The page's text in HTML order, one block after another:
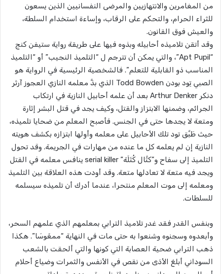
من المغامرين والانتهازيين والمرضى النفسانيين الذين يسعون
للثراء الحرام، والتحكم على الرقاب، وإساءة استخدام السلطة،
والعيش فوق القانون.
وقد أتقن تلاميذه أحابيله وبذوه فيها على طريقة رواية ستيفن كنج
“Apt Pupil”، والتي يمكن أن تترجم ل “التلميذ النجيب” أو “التلميذ
المناسب ذو القابلية للتعلم”. فالشخصية الرئيسية في الرواية هو
الصبي تِود بودن Todd Bowden الذي بذَّ معلمه النازي العجوز آرثر
دنكر Arthur Denker بعد أن علمه أحابيل النازية في ارتكاب
الجرائم، وضمنها الابتزاز والقتل، وكيف يجد في قتل البشر إثارة
ومتعة لا يجدها حتى في الجنس. فأصبح المعلم من ضحايا تلميذه،
حيث طَبَّق تود تلك الأحابيل على معلمه وأولها ابتزازه بكشف هويته
النازية إن لم يعلمه كل ما عنده من مهارات في الجريمة. وقد تحول
التلميذ إلى سفاح و”كتَّال كُتَلَة” serial killer ينافس معلمه في القتل
ويجد فيه متعة لا تعادلها متعة. وقد أودت هذه العلاقة بين التلميذ
ومعلمه إلى موت المعلم منتحرا، عندما أدرك أن تلميذه سيسلمه
للسلطات.
وبنفس القدر فقد غدر تلاميذ الترابي بمعلمهم الذي علمهم السحر،
وأبعدوه وسجنوه وشنعوا به حتى مات في النهاية “ممغَوسَا”. هكذا
ذهب الترابي ضحية العصابة التي كونها والتي ألحقت بالشعب
السوداني أبلغ الأذى من نقص في الأنفس والثمرات وضياع أحلام